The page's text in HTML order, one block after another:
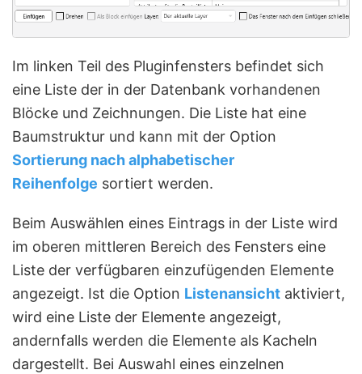
Im linken Teil des Pluginfensters befindet sich
eine Liste der in der Datenbank vorhandenen
Blöcke und Zeichnungen. Die Liste hat eine
Baumstruktur und kann mit der Option
Sortierung nach alphabetischer
Reihenfolge sortiert werden.
Beim Auswählen eines Eintrags in der Liste wird
im oberen mittleren Bereich des Fensters eine
Liste der verfügbaren einzufügenden Elemente
angezeigt. Ist die Option Listenansicht aktiviert,
wird eine Liste der Elemente angezeigt,
andernfalls werden die Elemente als Kacheln
dargestellt. Bei Auswahl eines einzelnen